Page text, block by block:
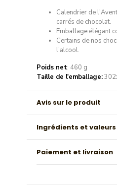
Calendrier de
carrés de chocolat.
Emballage élégant
Certains de nos
l'alcool.
Poids net: 460 g
Taille de l'emballage:
Avis sur le produit
Ingrédients et
Paiement et livraison